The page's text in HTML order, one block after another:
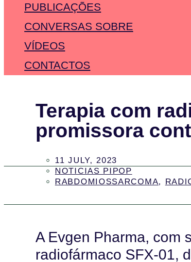
PUBLICAÇÕES
CONVERSAS SOBRE
VÍDEOS
CONTACTOS
Terapia com
promissora
11 JULY, 2023
NOTICIAS PIPOP
RABDOMIOSSARCOMA,
A Evgen Pharma, com
radiofármaco SFX-01,